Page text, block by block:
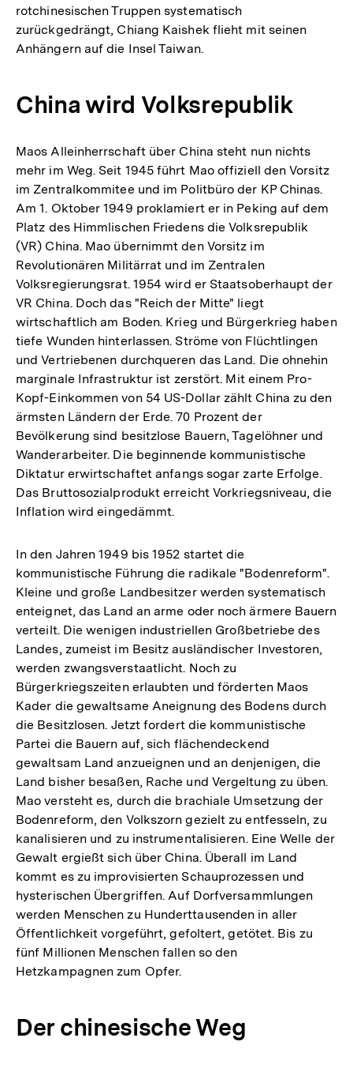
rotchinesischen Truppen systematisch
zurückgedrängt, Chiang Kaishek flieht mit seinen
Anhängern auf die Insel Taiwan.
China wird Volksrepublik
Maos Alleinherrschaft über China steht nun nichts
mehr im Weg. Seit 1945 führt Mao offiziell den Vorsitz
im Zentralkommitee und im Politbüro der KP Chinas.
Am 1. Oktober 1949 proklamiert er in Peking auf dem
Platz des Himmlischen Friedens die Volksrepublik
(VR) China. Mao übernimmt den Vorsitz im
Revolutionären Militärrat und im Zentralen
Volksregierungsrat. 1954 wird er Staatsoberhaupt der
VR China. Doch das "Reich der Mitte" liegt
wirtschaftlich am Boden. Krieg und Bürgerkrieg haben
tiefe Wunden hinterlassen. Ströme von Flüchtlingen
und Vertriebenen durchqueren das Land. Die ohnehin
marginale Infrastruktur ist zerstört. Mit einem Pro-
Kopf-Einkommen von 54 US-Dollar zählt China zu den
ärmsten Ländern der Erde. 70 Prozent der
Bevölkerung sind besitzlose Bauern, Tagelöhner und
Wanderarbeiter. Die beginnende kommunistische
Diktatur erwirtschaftet anfangs sogar zarte Erfolge.
Das Bruttosozialprodukt erreicht Vorkriegsniveau, die
Inflation wird eingedämmt.
In den Jahren 1949 bis 1952 startet die
kommunistische Führung die radikale "Bodenreform".
Kleine und große Landbesitzer werden systematisch
enteignet, das Land an arme oder noch ärmere Bauern
verteilt. Die wenigen industriellen Großbetriebe des
Landes, zumeist im Besitz ausländischer Investoren,
werden zwangsverstaatlicht. Noch zu
Bürgerkriegszeiten erlaubten und förderten Maos
Kader die gewaltsame Aneignung des Bodens durch
die Besitzlosen. Jetzt fordert die kommunistische
Partei die Bauern auf, sich flächendeckend
gewaltsam Land anzueignen und an denjenigen, die
Land bisher besaßen, Rache und Vergeltung zu üben.
Mao versteht es, durch die brachiale Umsetzung der
Bodenreform, den Volkszorn gezielt zu entfesseln, zu
kanalisieren und zu instrumentalisieren. Eine Welle der
Gewalt ergießt sich über China. Überall im Land
kommt es zu improvisierten Schauprozessen und
hysterischen Übergriffen. Auf Dorfversammlungen
werden Menschen zu Hunderttausenden in aller
Öffentlichkeit vorgeführt, gefoltert, getötet. Bis zu
fünf Millionen Menschen fallen so den
Hetzkampagnen zum Opfer.
Der chinesische Weg